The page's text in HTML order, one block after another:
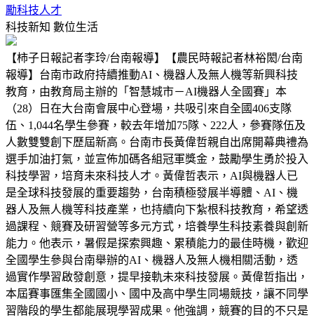
勵科技人才
科技新知 數位生活
【柿子日報記者李玲/台南報導】【農民時報記者林裕閎/台南
報導】台南市政府持續推動AI、機器人及無人機等新興科技
教育，由教育局主辦的「智慧城市－AI機器人全國賽」本
（28）日在大台南會展中心登場，共吸引來自全國406支隊
伍、1,044名學生參賽，較去年增加75隊、222人，參賽隊伍及
人數雙雙創下歷屆新高。台南市長黃偉哲親自出席開幕典禮為
選手加油打氣，並宣佈加碼各組冠軍獎金，鼓勵學生勇於投入
科技學習，培育未來科技人才。黃偉哲表示，AI與機器人已
是全球科技發展的重要趨勢，台南積極發展半導體、AI、機
器人及無人機等科技產業，也持續向下紮根科技教育，希望透
過課程、競賽及研習營等多元方式，培養學生科技素養與創新
能力。他表示，暑假是探索興趣、累積能力的最佳時機，歡迎
全國學生參與台南舉辦的AI、機器人及無人機相關活動，透
過實作學習啟發創意，提早接軌未來科技發展。黃偉哲指出，
本屆賽事匯集全國國小、國中及高中學生同場競技，讓不同學
習階段的學生都能展現學習成果。他強調，競賽的目的不只是